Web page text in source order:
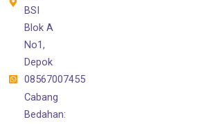
BSI
Blok A
No1,
Depok
08567007455
Cabang
Bedahan: